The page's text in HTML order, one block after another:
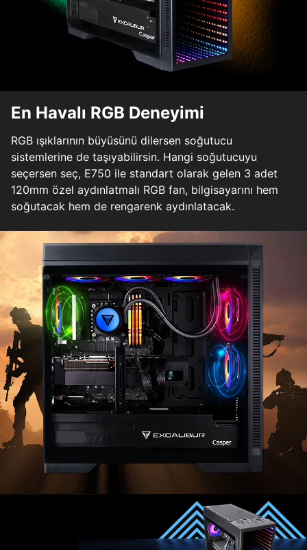
En Havalı RGB Deneyimi
RGB ışıklarının büyüsünü dilersen soğutucu
sistemlerine de taşıyabilirsin. Hangi soğutucuyu
seçersen seç, E750 ile standart olarak gelen 3 adet
120mm özel aydınlatmalı RGB fan, bilgisayarını hem
soğutacak hem de rengarenk aydınlatacak.